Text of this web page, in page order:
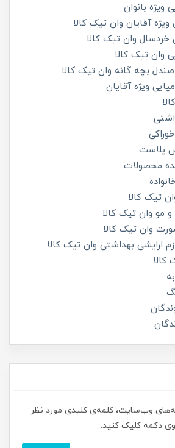
ویژه بانوان
آقایان وان تیک کالا
وان تیک کالا
وان تیک کالا
بچه گانه وان تیک کالا
ویژه آقایان
پلاست
محصولات
تیک کالا
مو وان تیک کالا
وان تیک کالا
ارایشی بهداشتی وان تیک کالا
وب‌سایت، کلمه‌ی کلیدی مورد نظر
دکمه کلیک کنید.